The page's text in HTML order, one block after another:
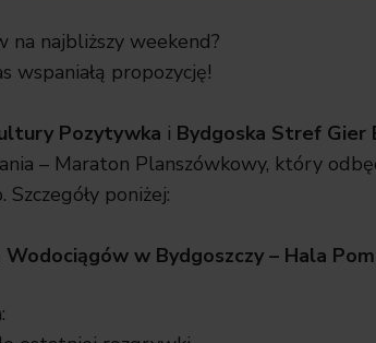
na najbliższy weekend?
wspaniałą propozycję!
Pozytywka i Bydgoska Stref Gier
– Maraton Planszówkowy, który
Szczegóły poniżej:
Wodociągów w Bydgoszczy – Hala